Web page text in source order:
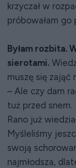
krzyczał w
próbowałam go
Byłam rozbita.
sierotami.
muszę się zająć
– Ale czy dam
tuż przed snem.
Rano już
Myśleliśmy
swoją
najmłodsza,